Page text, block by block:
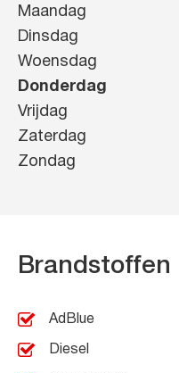
Maandag
Dinsdag
Woensdag
Donderdag
Vrijdag
Zaterdag
Zondag
Brandstoffen
AdBlue
Diesel